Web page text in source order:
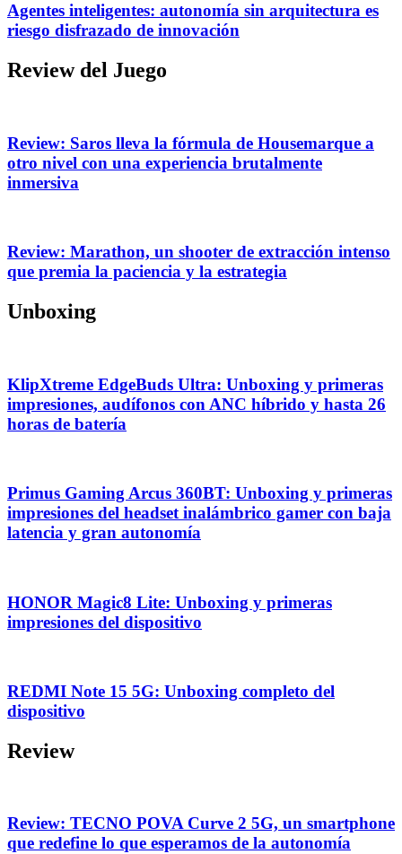
Agentes inteligentes: autonomía sin arquitectura es
riesgo disfrazado de innovación
Review del Juego
Review: Saros lleva la fórmula de Housemarque a
otro nivel con una experiencia brutalmente
inmersiva
Review: Marathon, un shooter de extracción intenso
que premia la paciencia y la estrategia
Unboxing
KlipXtreme EdgeBuds Ultra: Unboxing y primeras
impresiones, audífonos con ANC híbrido y hasta 26
horas de batería
Primus Gaming Arcus 360BT: Unboxing y primeras
impresiones del headset inalámbrico gamer con baja
latencia y gran autonomía
HONOR Magic8 Lite: Unboxing y primeras
impresiones del dispositivo
REDMI Note 15 5G: Unboxing completo del
dispositivo
Review
Review: TECNO POVA Curve 2 5G, un smartphone
que redefine lo que esperamos de la autonomía